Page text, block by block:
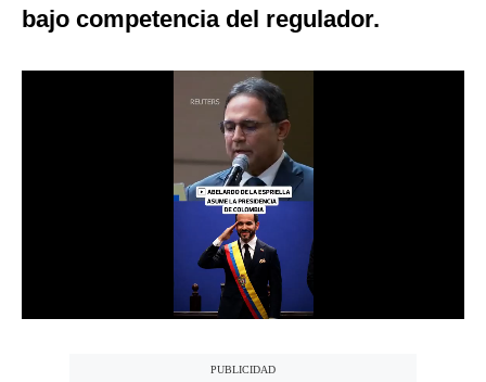
Internacional
Gestión TV
bajo competencia del regulador.